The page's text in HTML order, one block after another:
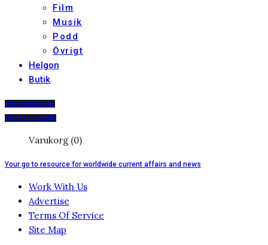
Film
Musik
Podd
Övrigt
Helgon
Butik
PRENUMERERA
DIGITALT ARKIV
Varukorg (0)
Your go to resource for worldwide current affairs and news
Work With Us
Advertise
Terms Of Service
Site Map